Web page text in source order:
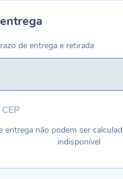
de entrega e retirada
entrega não podem ser
indisponível